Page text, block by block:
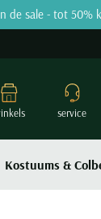
de sale - tot 50%
Kostuums &
service